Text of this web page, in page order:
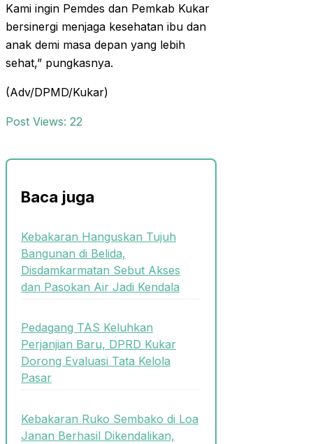
Kami ingin Pemdes dan Pemkab Kukar
bersinergi menjaga kesehatan ibu dan
anak demi masa depan yang lebih
sehat,” pungkasnya.
(Adv/DPMD/Kukar)
Post Views: 22
Baca juga
Kebakaran Hanguskan Tujuh
Bangunan di Belida,
Disdamkarmatan Sebut Akses
dan Pasokan Air Jadi Kendala
Pedagang TAS Keluhkan
Perjanjian Baru, DPRD Kukar
Dorong Evaluasi Tata Kelola
Pasar
Kebakaran Ruko Sembako di Loa
Janan Berhasil Dikendalikan,